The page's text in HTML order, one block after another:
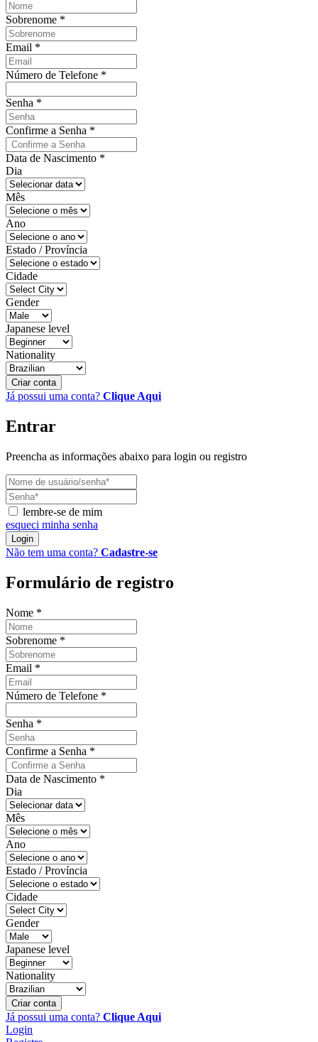
Sobrenome *
Email *
Número de Telefone *
Senha *
Confirme a Senha *
Data de Nascimento *
Dia
Mês
Ano
Estado / Província
Cidade
Gender
Japanese level
Nationality
Criar conta
Já possui uma conta? Clique Aqui
Entrar
Preencha as informações abaixo para login ou registro
lembre-se de mim
esqueci minha senha
Login
Não tem uma conta? Cadastre-se
Formulário de registro
Nome *
Sobrenome *
Email *
Número de Telefone *
Senha *
Confirme a Senha *
Data de Nascimento *
Dia
Mês
Ano
Estado / Província
Cidade
Gender
Japanese level
Nationality
Criar conta
Já possui uma conta? Clique Aqui
Login